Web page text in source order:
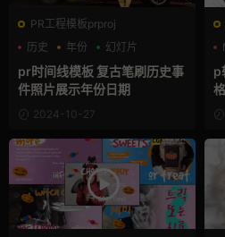
PR工程模板prproj
历史
年份 幻灯片
pr时间线模板 复古笔刷历史事
件照片展示年份日期
2024-10-27
p